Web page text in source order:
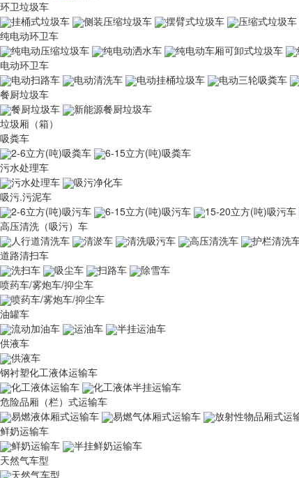
环卫垃圾车
挂桶式垃圾车
侧装压缩垃圾车 摆臂式垃圾车 压缩式垃圾车
纯电动环卫车
纯电动压缩垃圾车
纯电动洒水车 纯电动车厢可卸式垃圾车
电动环卫车
电动扫路车
电动清洗车 电动挂桶垃圾车 电动三轮吸粪车
餐厨垃圾车
餐厨垃圾车
新能源餐厨垃圾车
垃圾厢（箱）
吸粪车
2-6立方(吨)吸粪车
6-15立方(吨)吸粪车
污水处理车
污水处理车
吸污净化车
吸污.污泥车
2-6立方(吨)吸污车
6-15立方(吨)吸污车 15-20立方(吨)吸污车
高压清洗（吸污）车
人行道清洗车
清淤车 清洗吸污车 高压清洗车
护栏清洗
道路清扫车
洗扫车
吸尘车 扫路车
除雪车
喷药车/雾炮车/抑尘车
喷药车/雾炮车/抑尘车
油罐车
流动加油车
运油车
半挂运油车
供液车
供液车
钢衬塑化工液体运输车
化工液体运输车
化工液体半挂运输车
危险品厢（栏）式运输车
易燃液体厢式运输车
易燃气体厢式运输车 放射性物品厢式运
鲜奶运输车
鲜奶运输车
半挂鲜奶运输车
天然气车型
天然气车型